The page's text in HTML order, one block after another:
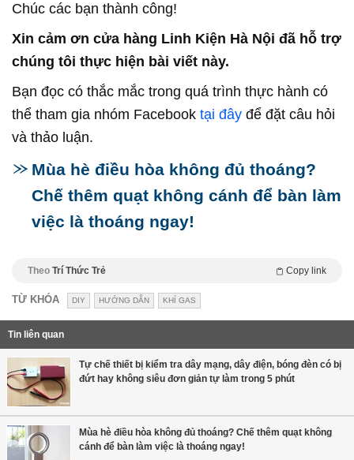
Chúc các bạn thành công!
Xin cảm ơn cửa hàng Linh Kiện Hà Nội đã hỗ trợ
chúng tôi thực hiện bài viết này.
Bạn đọc có thắc mắc trong quá trình thực hành có
thể tham gia nhóm Facebook tại đây để đặt câu hỏi
và thảo luận.
Mùa hè điều hòa không đủ thoáng?
Chế thêm quạt không cánh để bàn làm
việc là thoáng ngay!
Theo Trí Thức Trẻ Copy link
TỪ KHÓA DIY HƯỚNG DẪN KHÍ GAS
Tin liên quan
Tự chế thiết bị kiểm tra dây mạng, dây điện, bóng đèn có bị
đứt hay không siêu đơn giản tự làm trong 5 phút
Mùa hè điều hòa không đủ thoáng? Chế thêm quạt không
cánh để bàn làm việc là thoáng ngay!